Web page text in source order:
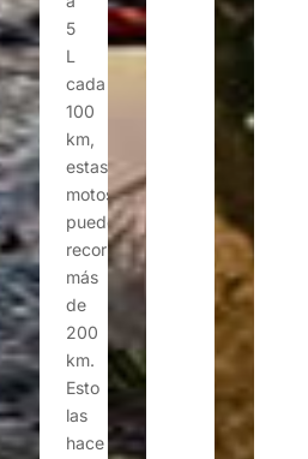
5
L
cada
100
km,
estas
motos
pueden
recorrer
más
de
200
km.
Esto
las
hace